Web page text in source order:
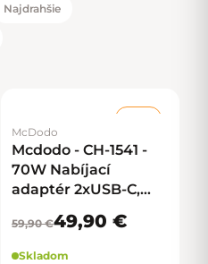
Najdrahšie
McDodo
Mcdodo - CH-1541 -
70W Nabíjací
adaptér 2xUSB-C,
59,90 €49,90 €
Skladom